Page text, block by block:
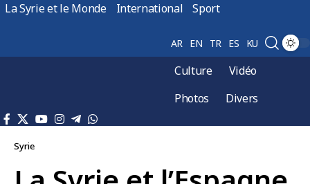
La Syrie et le Monde International Sport
AR EN TR ES KU
Culture
Vidéo
Photos
Divers
Syrie